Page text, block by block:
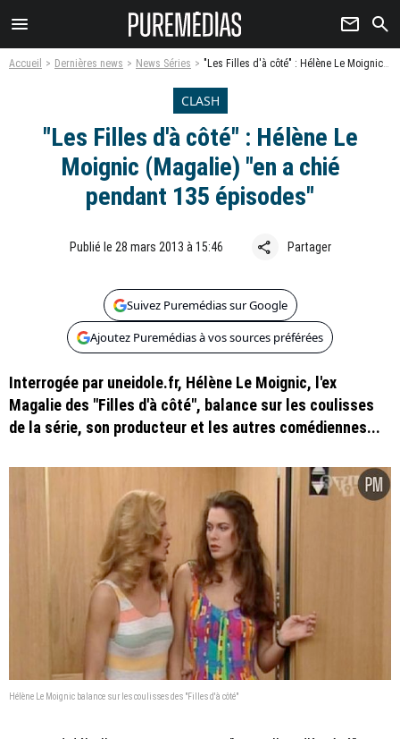
menu newsletter search
Accueil Dernières news News Séries "Les Filles d'à côté" : Hélène Le Moignic (Magalie) "en a chié pendant 135 épisodes"
CLASH
"Les Filles d'à côté" : Hélène Le
Moignic (Magalie) "en a chié
pendant 135 épisodes"
Publié le 28 mars 2013 à 15:46 share Partager
Suivez Puremédias sur Google
Ajoutez Puremédias à vos sources préférées
Interrogée par uneidole.fr, Hélène Le Moignic, l'ex
Magalie des "Filles d'à côté", balance sur les coulisses
de la série, son producteur et les autres comédiennes...
Hélène Le Moignic balance sur les coulisses des "Filles d'à côté"